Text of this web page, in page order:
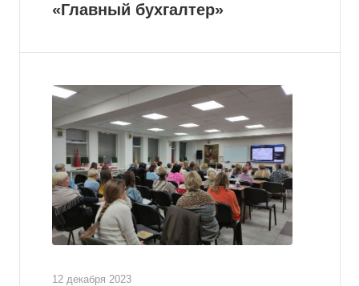
«Главный бухгалтер»
12 декабря 2023